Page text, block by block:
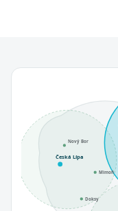
Česká Lípa
Nový Bor
Mimoň
Doksy